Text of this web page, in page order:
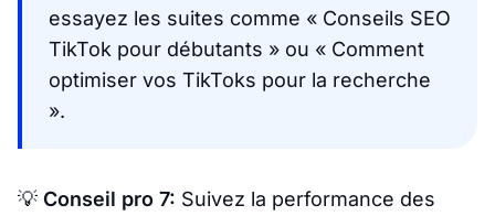
essayez les suites comme « Conseils SEO
TikTok pour débutants » ou « Comment
optimiser vos TikToks pour la recherche
».
💡 Conseil pro 7: Suivez la performance des